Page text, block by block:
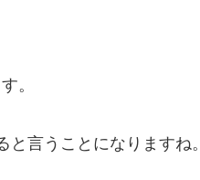
。
言うことになりますね。